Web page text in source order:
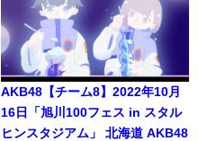
AKB48【チーム8】2022年10月
16日「旭川100フェス in スタル
ヒンスタジアム」 北海道 AKB48